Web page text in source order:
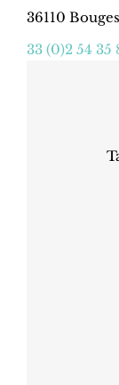
36110
33 (0)2 54 35